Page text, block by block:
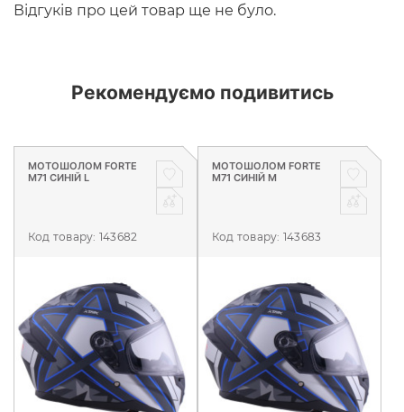
Відгуків про цей товар ще не було.
Рекомендуємо подивитись
МОТОШОЛОМ FORTE
M71 СИНІЙ L
Код товару: 143682
МОТОШОЛОМ FORTE
M71 СИНІЙ M
Код товару: 143683